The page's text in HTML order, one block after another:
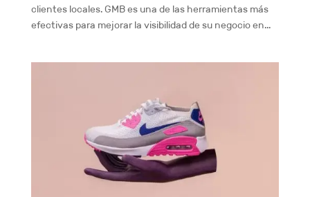
clientes locales. GMB es una de las herramientas más
efectivas para mejorar la visibilidad de su negocio en...